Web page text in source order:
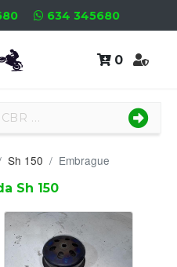
634 345680
0
Sh 150 Embrague
Sh 150